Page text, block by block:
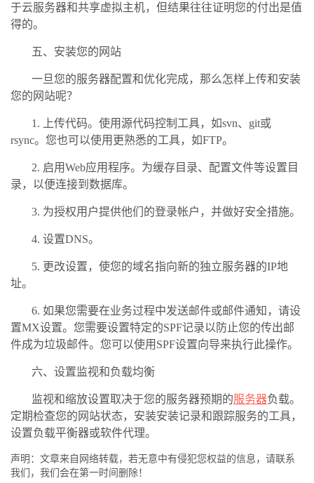
于云服务器和共享虚拟主机，但结果往往证明您的付出是值
得的。
五、安装您的网站
一旦您的服务器配置和优化完成，那么怎样上传和安装
您的网站呢？
1. 上传代码。使用源代码控制工具，如svn、git或
rsync。您也可以使用更熟悉的工具，如FTP。
2. 启用Web应用程序。为缓存目录、配置文件等设置目
录，以便连接到数据库。
3. 为授权用户提供他们的登录帐户，并做好安全措施。
4. 设置DNS。
5. 更改设置，使您的域名指向新的独立服务器的IP地
址。
6. 如果您需要在业务过程中发送邮件或邮件通知，请设
置MX设置。您需要设置特定的SPF记录以防止您的传出邮
件成为垃圾邮件。您可以使用SPF设置向导来执行此操作。
六、设置监视和负载均衡
监视和缩放设置取决于您的服务器预期的服务器负载。
定期检查您的网站状态，安装安装记录和跟踪服务的工具，
设置负载平衡器或软件代理。
声明：文章来自网络转载，若无意中有侵犯您权益的信息，请联系
我们，我们会在第一时间删除！